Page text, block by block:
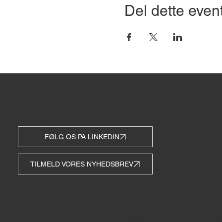
Del dette
KONTAKT
FØLG OS PÅ LINKEDIN
TILMELD VORES NYHEDSBREV